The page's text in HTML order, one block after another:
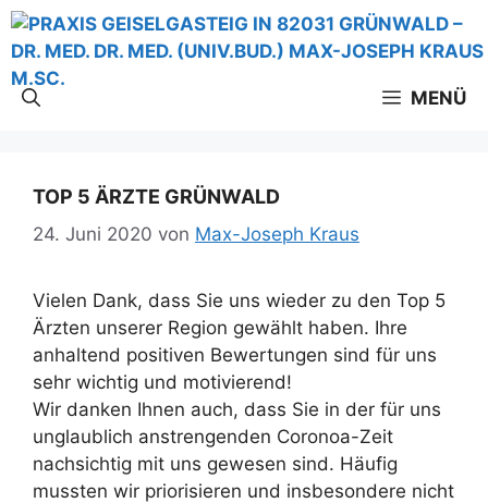
Zum
Inhalt
springen
MENÜ
TOP 5 ÄRZTE GRÜNWALD
24. Juni 2020 von Max-Joseph Kraus
Vielen Dank, dass Sie uns wieder zu den Top 5
Ärzten unserer Region gewählt haben. Ihre
anhaltend positiven Bewertungen sind für uns
sehr wichtig und motivierend!
Wir danken Ihnen auch, dass Sie in der für uns
unglaublich anstrengenden Coronoa-Zeit
nachsichtig mit uns gewesen sind. Häufig
mussten wir priorisieren und insbesondere nicht